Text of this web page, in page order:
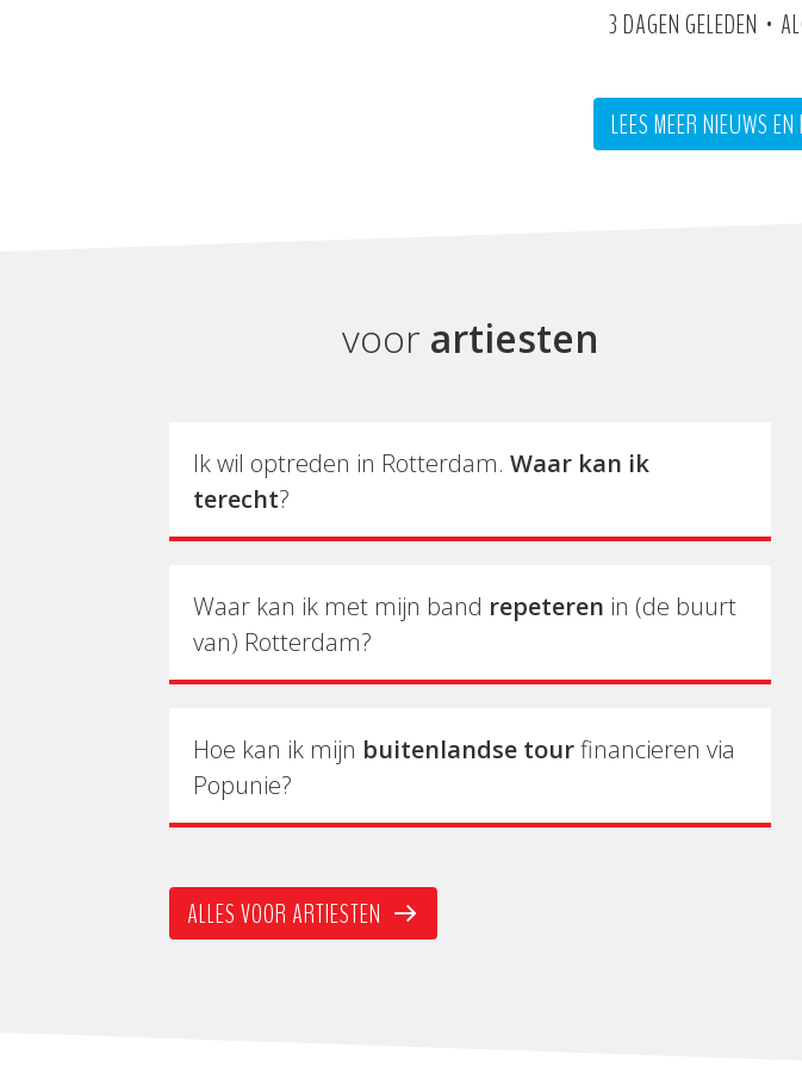
3 DAGEN GELEDEN •
LEES MEER NIEUWS
voor artiesten
Ik wil optreden in Rotterdam. Waar kan ik
terecht?
Waar kan ik met mijn band repeteren in (de buurt
van) Rotterdam?
Hoe kan ik mijn buitenlandse tourfinancieren via
Popunie?
ALLES VOOR ARTIESTEN